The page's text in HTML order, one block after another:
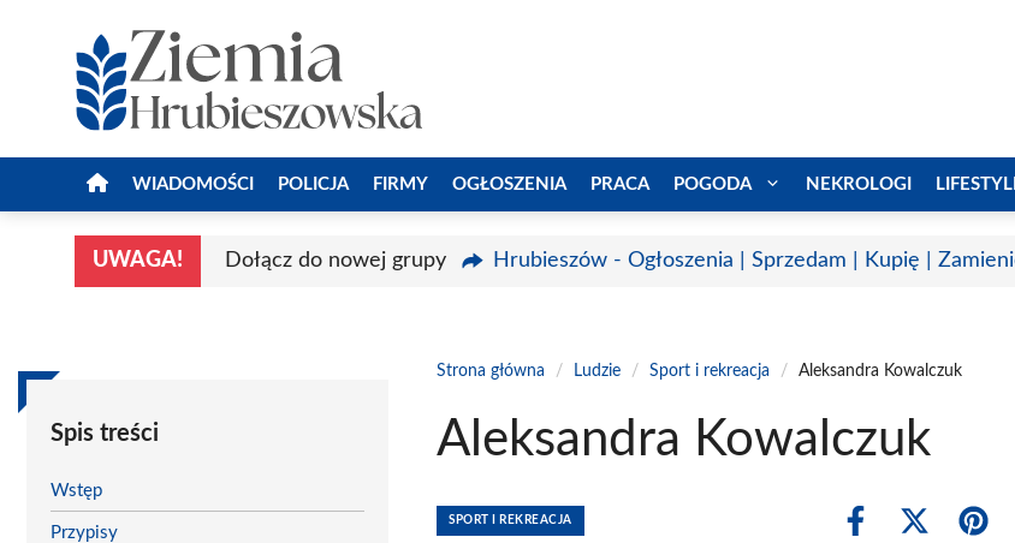
WIADOMOŚCI POLICJA FIRMY OGŁOSZENIA PRACA POGODA NEKROLOGI
UWAGA! Dołącz do nowej grupy Hrubieszów - Ogłoszenia | Sprzedam | Kupię |
Spis treści
Wstęp
Przypisy
Strona główna / Ludzie / Sport i rekreacja / Aleksandra Kowalczuk
Aleksandra Kowalczuk
SPORT I REKREACJA
Share
Share